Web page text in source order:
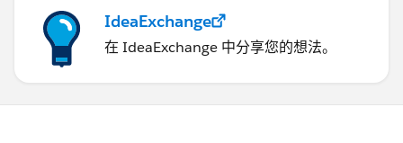
IdeaExchange
在 IdeaExchange 中分享您的想法。